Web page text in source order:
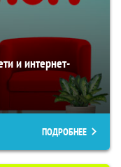
и интернет-
ПОДРОБНЕЕ